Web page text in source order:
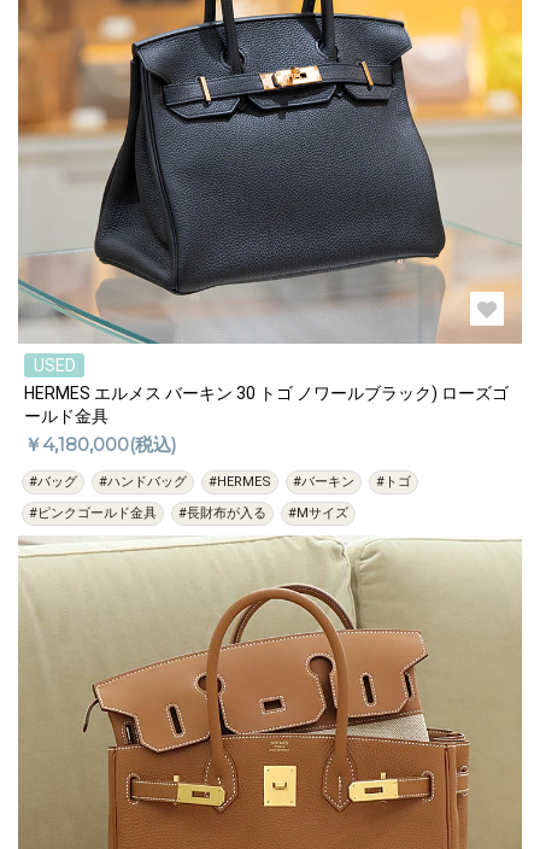
USED
HERMES エルメス バーキン 30 トゴ ノワールブラック) ローズゴ
ールド金具
￥4,180,000(税込)
#バッグ #ハンドバッグ #HERMES #バーキン
#トゴ
#ピンクゴールド金具
#長財布が入る #Mサイズ